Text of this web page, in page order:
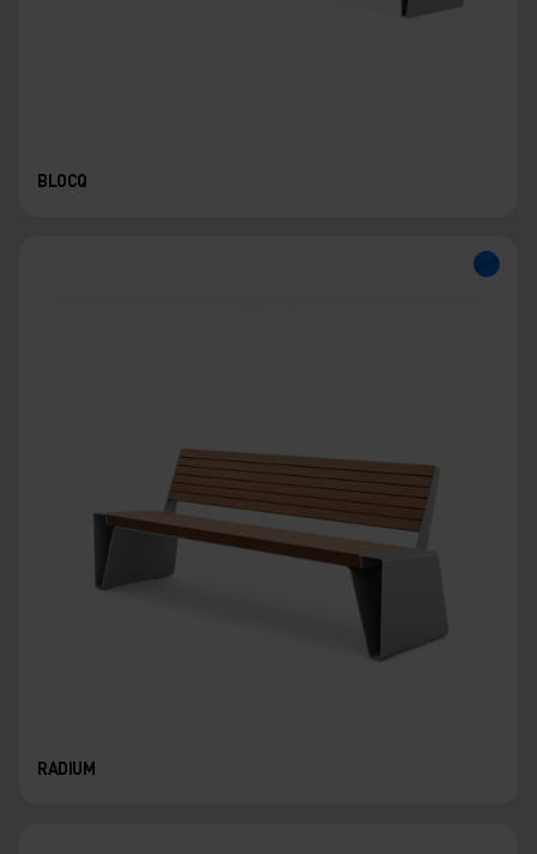
BLOCQ
RADIUM